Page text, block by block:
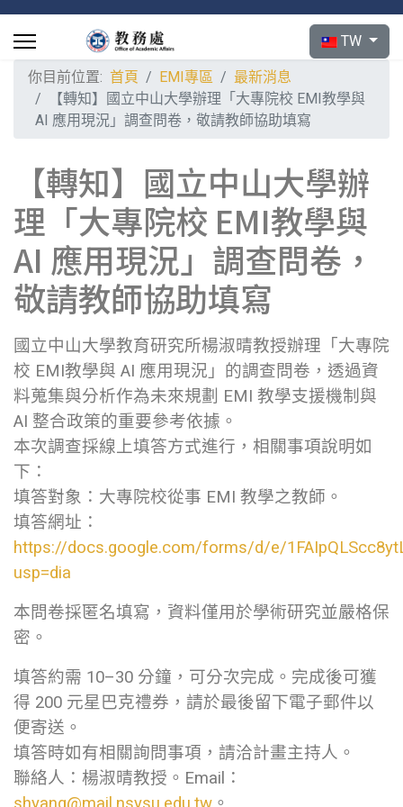
選擇你的語言
TW
你目前位置: 首頁 EMI專區
最新消息
【轉知】國立中山大學辦理「大專院校 EMI教學與
AI 應用現況」調查問卷，敬請教師協助填寫
【轉知】國立中山大學辦
理「大專院校 EMI教學與
AI 應用現況」調查問卷，
敬請教師協助填寫
國立中山大學教育研究所楊淑晴教授辦理「大專院
校 EMI教學與 AI 應用現況」的調查問卷，透過資
料蒐集與分析作為未來規劃 EMI 教學支援機制與
AI 整合政策的重要參考依據。
本次調查採線上填答方式進行，相關事項說明如
下：
填答對象：大專院校從事 EMI 教學之教師。
填答網址：
https://docs.google.com/forms/d/e/
usp=dia
本問卷採匿名填寫，資料僅用於學術研究並嚴格保
密。
填答約需 10–30 分鐘，可分次完成。完成後可獲
得 200 元星巴克禮券，請於最後留下電子郵件以
便寄送。
填答時如有相關詢問事項，請洽計畫主持人。
聯絡人：楊淑晴教授。Email：